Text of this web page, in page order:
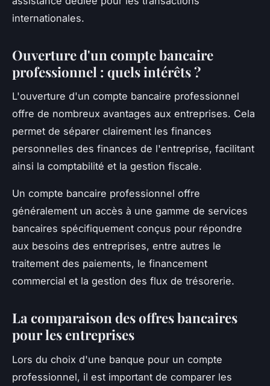
internationales.
Ouverture d'un compte bancaire
professionnel : quels intérêts ?
L'ouverture d'un compte bancaire professionnel
offre de nombreux avantages aux entreprises. Cela
permet de séparer clairement les finances
personnelles des finances de l'entreprise, facilitant
ainsi la comptabilité et la gestion fiscale.
Un compte bancaire professionnel offre
généralement un accès à une gamme de services
bancaires spécifiquement conçus pour répondre
aux besoins des entreprises, entre autres le
traitement des paiements, le financement
commercial et la gestion des flux de trésorerie.
La comparaison des offres bancaires
pour les entreprises
Lors du choix d'une banque pour un compte
professionnel, il est important de comparer les